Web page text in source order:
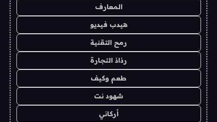
المعارف
هيدب فيديو
رمح التقنية
رذاذ التجارة
طعم وكيف
شهود نت
أركاني